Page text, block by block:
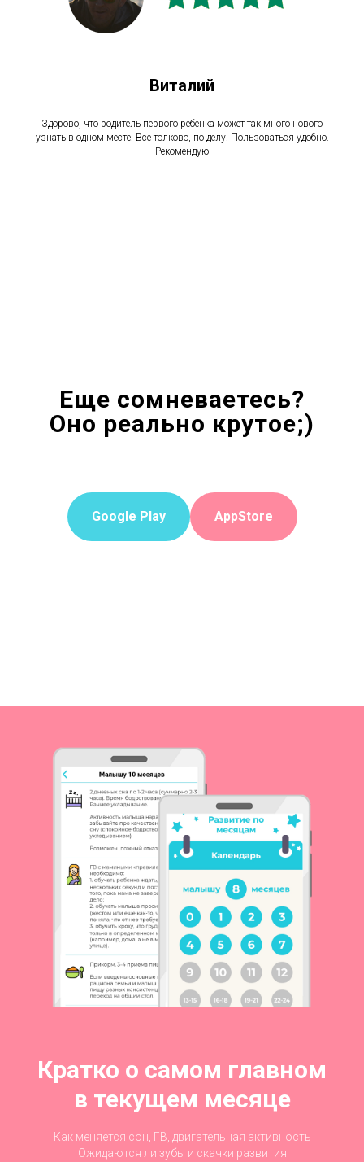
Виталий
Здорово, что родитель первого ребенка может так много нового
узнать в одном месте. Все толково, по делу. Пользоваться удобно.
Рекомендую
Еще сомневаетесь?
Оно реально крутое;)
Google Play AppStore
Кратко о самом главном
в текущем месяце
Как меняется сон, ГВ, двигательная активность
Ожидаются ли зубы и скачки развития